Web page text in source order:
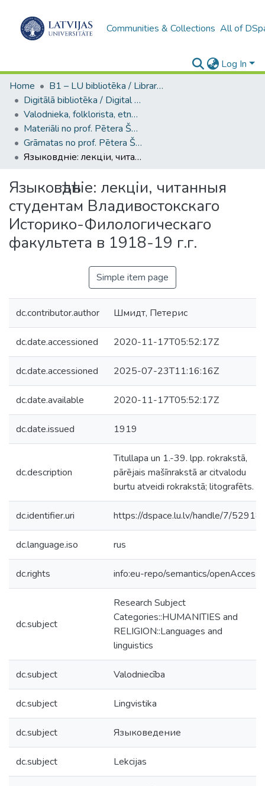
Communities & Collections All of
Log In
Home
B1 – LU bibliotēka / Library of the UL
Digitālā bibliotēka / Digital library
Valodnieka, folklorista, etnogrāfa, orientālista, LU profesora Pētera Šmita kolekcija / Collection of Pēteris Šmits, linguist, folklorist, ethnographer, orientalist, UL Professor
Materiāli no prof. Pētera Šmita bibliotēkas / Materials from the Prof. Pēteris Šmits library
Grāmatas no prof. Pētera Šmita bibliotēkas / Books from the Prof. Pēteris Šmits library
Языковѣдѣніе: лекціи, читанныя студентам Владивостокскаго Историко-Филологическаго факультета в 1918-19 г.г.
Языковѣдѣніе: лекціи, читанныя
студентам Владивостокскаго
Историко-Филологическаго
факультета в 1918-19 г.г.
Simple item page
dc.contributor.author Шмидт, Петерис
dc.date.accessioned 2020-11-17T05:52:17Z
dc.date.accessioned 2025-07-23T11:16:16Z
dc.date.available 2020-11-17T05:52:17Z
dc.date.issued 1919
dc.description
Titullapa un 1.-39. lpp. rokrakstā,
pārējais mašīnrakstā ar citvalodu
burtu atveidi rokrakstā; litografēts.
dc.identifier.uri https://dspace.lu.lv/handle/7/52918
dc.language.iso rus
dc.rights info:eu-repo/semantics/openAccess
dc.subject
Research Subject
Categories::HUMANITIES and
RELIGION::Languages and
linguistics
dc.subject Valodniecība
dc.subject Lingvistika
dc.subject Языковедение
dc.subject Lekcijas